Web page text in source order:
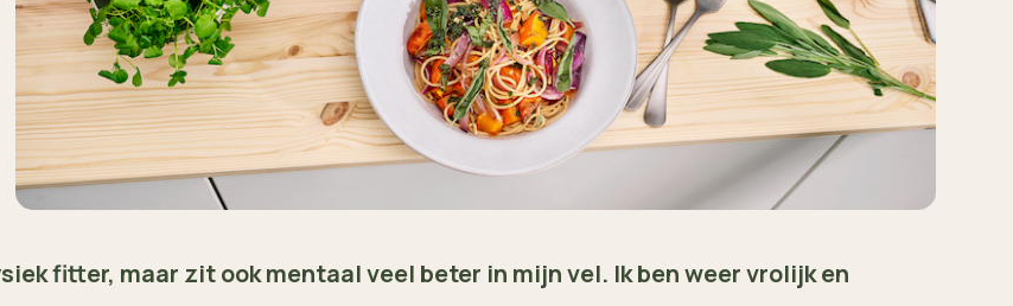
fitter, maar zit ook mentaal veel beter in mijn vel. Ik ben weer vrolijk en